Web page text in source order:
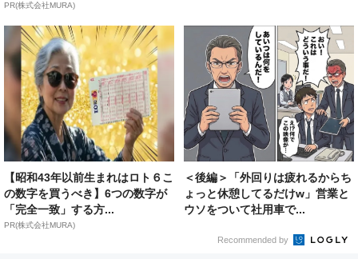
PR(株式会社MURA)
【昭和43年以前生まれはロト６こ
の数字を買うべき】6つの数字が
「完全一致」する方...
PR(株式会社MURA)
＜後編＞「外回りは疲れるからち
ょっと休憩してるだけw」営業と
ウソをついて社用車で...
Recommended by